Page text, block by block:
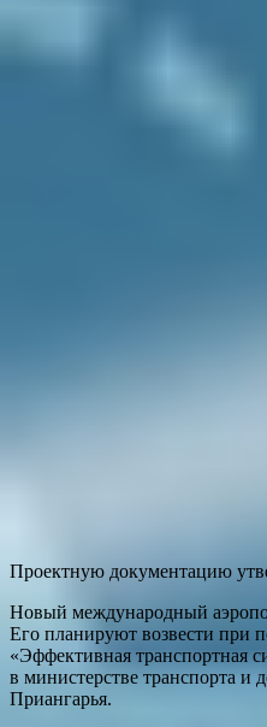
Проектную документацию
Новый международный
Его планируют возвести при
«Эффективная транспортная
в министерстве транспорта и
Приангарья.